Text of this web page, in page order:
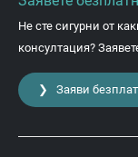
Не сте сигурни от
консултация?
❯ Заяви